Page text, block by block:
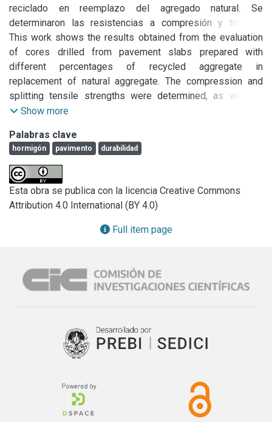
reciclado en reemplazo del agregado natural. Se
determinaron las resistencias a compresión y tracción
indirecta y parámetros vinculados con la durabilidad de los
hormigones tales como absorción, penetración de agua a
presión y succión capilar. Los hormigones reciclados
muestran un comportamiento resistente satisfactorio, con
disminución de las resistencias al incrementarse el
porcentaje de reemplazo, con relación al hormigón control.
reciclado mostró diferencias de comportamiento con
respecto al hormigón control.
This work shows the results obtained from the evaluation
of cores drilled from pavement slabs prepared with
different percentages of recycled aggregate in
replacement of natural aggregate. The compression and
splitting tensile strengths were determined, as well as
parameters related with the durability such as water
suction. The recycled concretes show a satisfactory
strength level, in relation to the control concrete, with
decreasing strengths as the percentage of replacement
increases. From the point of view of durability, the concrete
with recycled aggregate showed differences in its
behaviour with regard to the control concrete.
Show more
Palabras clave
hormigón pavimento durabilidad
Esta obra se publica con la licencia Creative Commons
Attribution 4.0 International (BY 4.0)
Full item page